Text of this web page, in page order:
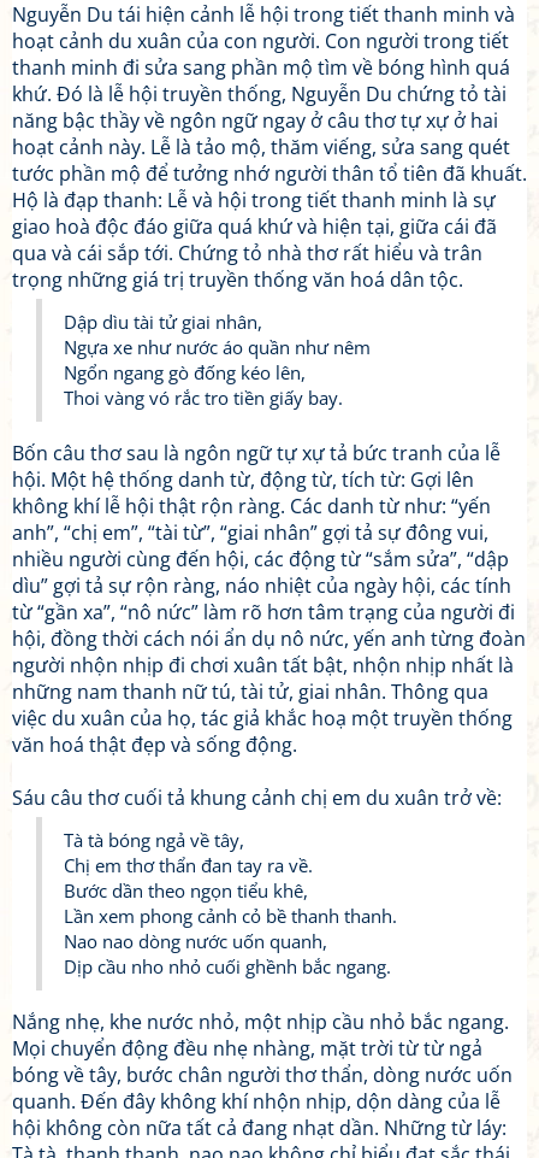
Nguyễn Du tái hiện cảnh lễ hội trong tiết thanh minh và
hoạt cảnh du xuân của con người. Con người trong tiết
thanh minh đi sửa sang phần mộ tìm về bóng hình quá
khứ. Đó là lễ hội truyền thống, Nguyễn Du chứng tỏ tài
năng bậc thầy về ngôn ngữ ngay ở câu thơ tự xự ở hai
hoạt cảnh này. Lễ là tảo mộ, thăm viếng, sửa sang quét
tước phần mộ để tưởng nhớ người thân tổ tiên đã khuất.
Hộ là đạp thanh: Lễ và hội trong tiết thanh minh là sự
giao hoà độc đáo giữa quá khứ và hiện tại, giữa cái đã
qua và cái sắp tới. Chứng tỏ nhà thơ rất hiểu và trân
trọng những giá trị truyền thống văn hoá dân tộc.
Dập dìu tài tử giai nhân,
Ngựa xe như nước áo quần như nêm
Ngổn ngang gò đống kéo lên,
Thoi vàng vó rắc tro tiền giấy bay.
Bốn câu thơ sau là ngôn ngữ tự xự tả bức tranh của lễ
hội. Một hệ thống danh từ, động từ, tích từ: Gợi lên
không khí lễ hội thật rộn ràng. Các danh từ như: “yến
anh”, “chị em”, “tài từ”, “giai nhân” gợi tả sự đông vui,
nhiều người cùng đến hội, các động từ “sắm sửa”, “dập
dìu” gợi tả sự rộn ràng, náo nhiệt của ngày hội, các tính
từ “gần xa”, “nô nức” làm rõ hơn tâm trạng của người đi
hội, đồng thời cách nói ẩn dụ nô nức, yến anh từng đoàn
người nhộn nhịp đi chơi xuân tất bật, nhộn nhịp nhất là
những nam thanh nữ tú, tài tử, giai nhân. Thông qua
việc du xuân của họ, tác giả khắc hoạ một truyền thống
văn hoá thật đẹp và sống động.
Sáu câu thơ cuối tả khung cảnh chị em du xuân trở về:
Tà tà bóng ngả về tây,
Chị em thơ thẩn đan tay ra về.
Bước dần theo ngọn tiểu khê,
Lần xem phong cảnh cỏ bề thanh thanh.
Nao nao dòng nước uốn quanh,
Dịp cầu nho nhỏ cuối ghềnh bắc ngang.
Nắng nhẹ, khe nước nhỏ, một nhịp cầu nhỏ bắc ngang.
Mọi chuyển động đều nhẹ nhàng, mặt trời từ từ ngả
bóng về tây, bước chân người thơ thẩn, dòng nước uốn
quanh. Đến đây không khí nhộn nhịp, dộn dàng của lễ
hội không còn nữa tất cả đang nhạt dần. Những từ láy: